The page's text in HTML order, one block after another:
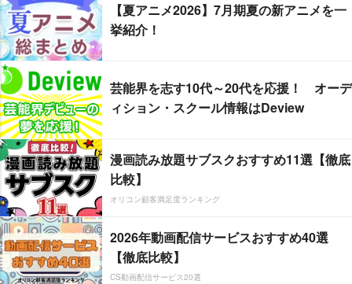
【夏アニメ2026】7月期夏の新アニメを一
挙紹介！
芸能界を志す10代～20代を応援！ オーデ
ィション・スクール情報はDeview
漫画読み放題サブスクおすすめ11選【徹底
比較】
オリコン顧客満足度ランキング
2026年動画配信サービスおすすめ40選
【徹底比較】
CS動画配信サービス20選